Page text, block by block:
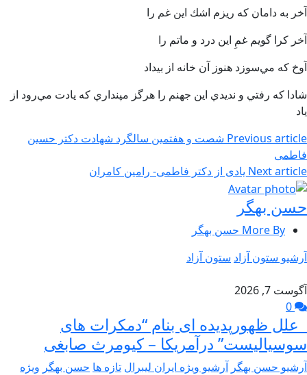
آخر به دامان كه ريزم اشك اين غم را
آخر كرا گويم غمِ اين درد و ماتم را
آوخ كه مي‌سوزد هنوز آن خانه از بيداد
شادا كه رفتي و نديدي اين جهنم را هرگز مپنداري كه يادت مي‌رود از
ياد
Previous article شصت و هفتمین سالگرد شهادت دکتر حسین
فاطمی
Next article یادی از دکتر فاطمی- رامین کامران
حسن بهگر
More By حسن بهگر
آرشیو ستون آزاد ستون آزاد
آگوست 7, 2026
علل ظهورپدیده ای بنام “دمکرات های
سوسیالیست” درآمریکا – کیومرث صابغی
آرشیو حسن بهگر آرشیو ویژه ایران لیبرال تازه ها حسن بهگر ویژه